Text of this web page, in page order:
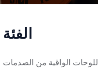
الفئة
اللوحات الواقية من الصدمات